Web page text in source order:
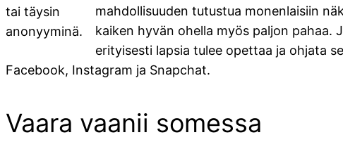
tai täysin
anonyyminä.
mahdollisuuden tutustua monenlaisiin
kaiken hyvän ohella myös paljon pahaa.
erityisesti lapsia tulee opettaa ja ohjata
Facebook, Instagram ja Snapchat.
Vaara vaanii somessa